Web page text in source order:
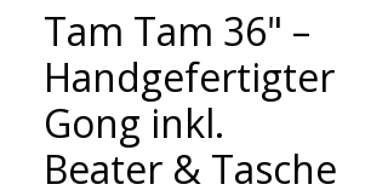
Tam Tam 36" –
Handgefertigter
Gong inkl.
Beater & Tasche